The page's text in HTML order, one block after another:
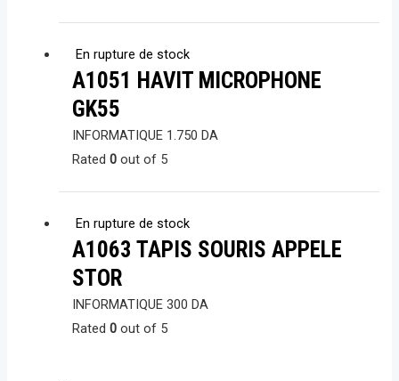
En rupture de stock
A1051 HAVIT MICROPHONE
GK55
INFORMATIQUE 1.750 DA
Rated 0out of 5
En rupture de stock
A1063 TAPIS SOURIS APPELE
STOR
INFORMATIQUE 300 DA
Rated 0out of 5